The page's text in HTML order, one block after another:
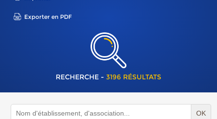
Exporter en PDF
RECHERCHE - 3196 RÉSULTATS
OK